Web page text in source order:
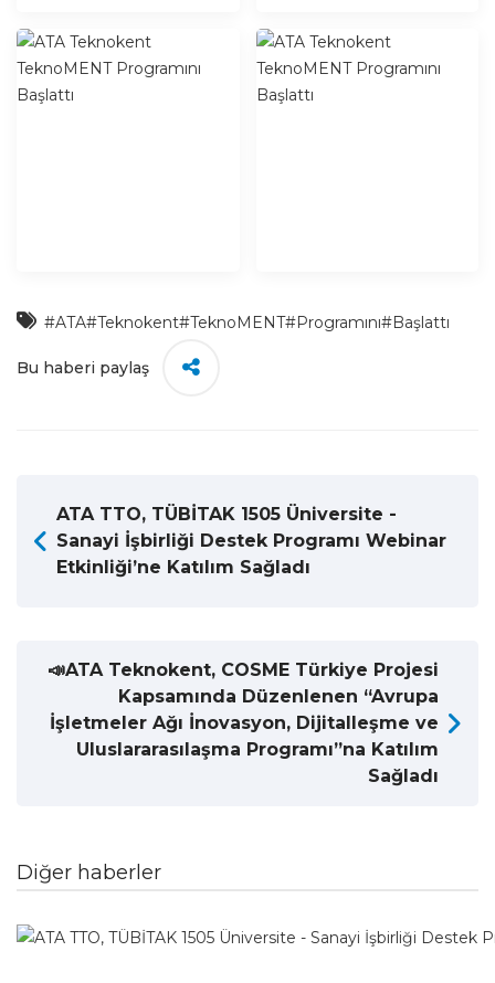
#ATA#Teknokent#TeknoMENT#Programını#Başlattı
Bu haberi paylaş
ATA TTO, TÜBİTAK 1505 Üniversite -
Sanayi İşbirliği Destek Programı Webinar
Etkinliği’ne Katılım Sağladı
📣ATA Teknokent, COSME Türkiye Projesi
Kapsamında Düzenlenen “Avrupa
İşletmeler Ağı İnovasyon, Dijitalleşme ve
Uluslararasılaşma Programı”na Katılım
Sağladı
Diğer haberler